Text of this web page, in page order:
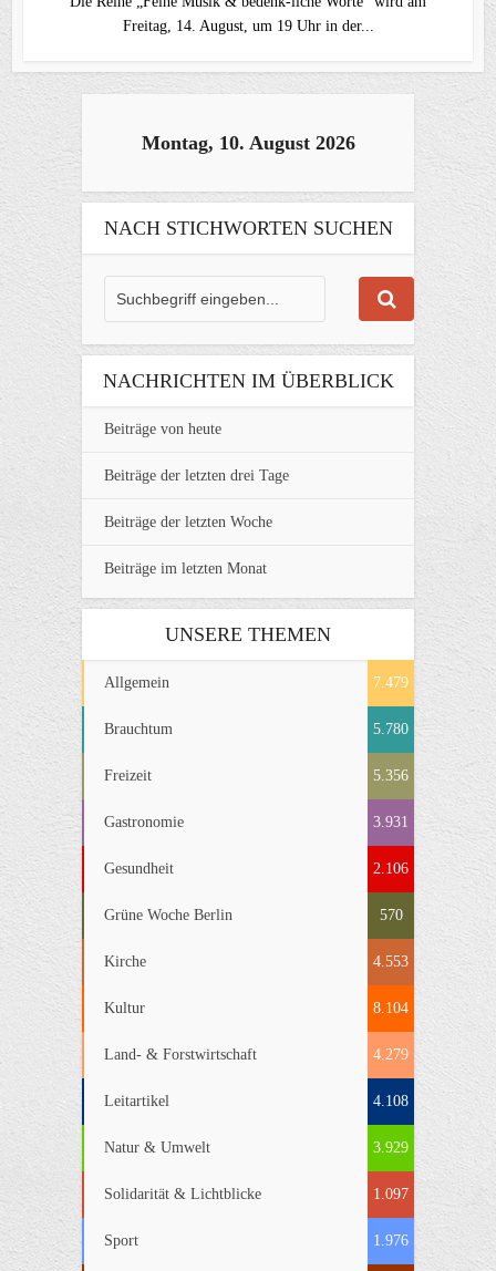
Freitag, 14. August, um 19 Uhr in der...
Montag, 10. August 2026
NACH STICHWORTEN SUCHEN
NACHRICHTEN IM ÜBERBLICK
Beiträge von heute
Beiträge der letzten drei Tage
Beiträge der letzten Woche
Beiträge im letzten Monat
UNSERE THEMEN
Allgemein 7.479
Brauchtum 5.780
Freizeit 5.356
Gastronomie 3.931
Gesundheit 2.106
Grüne Woche Berlin 570
Kirche 4.553
Kultur 8.104
Land- & Forstwirtschaft 4.279
Leitartikel 4.108
Natur & Umwelt 3.929
Solidarität & Lichtblicke 1.097
Sport 1.976